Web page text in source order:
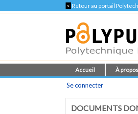
< Retour au portail
Accueil À propos
Se connecter
DOCUMENTS